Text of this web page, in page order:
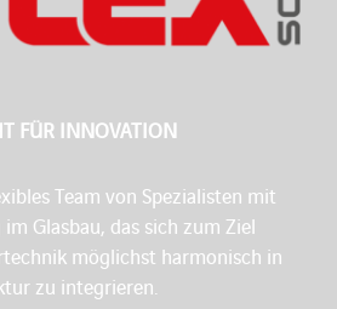
FÜR INNOVATION
Team von Spezialisten mit
Glasbau, das sich zum Ziel
möglichst harmonisch in
zu integrieren.